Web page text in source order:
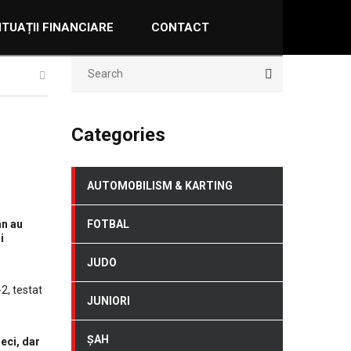
FINANCIARE CONTACT
au
2, testat
dar
Categories
AUTOMOBILISM & KARTING
FOTBAL
JUDO
JUNIORI
ȘAH